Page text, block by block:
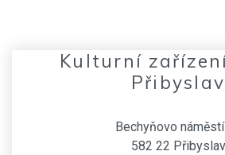
Kulturní
Přibyslav
Bechyňovo
582 22 Přibyslav